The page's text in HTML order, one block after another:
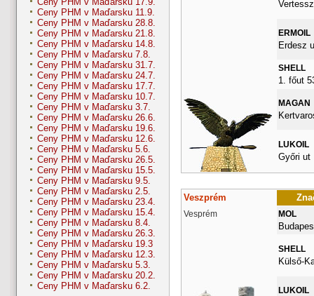
Ceny PHM v Maďarsku 11.9.
Ceny PHM v Maďarsku 28.8.
Ceny PHM v Maďarsku 21.8.
Ceny PHM v Maďarsku 14.8.
Ceny PHM v Maďarsku 7.8.
Ceny PHM v Maďarsku 31.7.
Ceny PHM v Maďarsku 24.7.
Ceny PHM v Maďarsku 17.7.
Ceny PHM v Maďarsku 10.7.
Ceny PHM v Maďarsku 3.7.
Ceny PHM v Maďarsku 26.6.
Ceny PHM v Maďarsku 19.6.
Ceny PHM v Maďarsku 12.6.
Ceny PHM v Maďarsku 5.6.
Ceny PHM v Maďarsku 26.5.
Ceny PHM v Maďarsku 15.5.
Ceny PHM v Maďarsku 9.5.
Ceny PHM v Maďarsku 2.5.
Ceny PHM v Maďarsku 23.4.
Ceny PHM v Maďarsku 15.4.
Ceny PHM v Maďarsku 8.4.
Ceny PHM v Maďarsku 26.3.
Ceny PHM v Maďarsku 19.3
Ceny PHM v Maďarsku 12.3.
Ceny PHM v Maďarsku 5.3.
Ceny PHM v Maďarsku 20.2.
Ceny PHM v Maďarsku 6.2.
ERMOIL
Erdesz
SHELL
1. főut
MAGAN
LUKOIL
Győri ut
Veszprém
Vesprém MOL
SHELL
Külső-
LUKOIL